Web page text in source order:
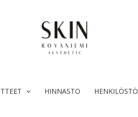
HINNASTO HENKILÖSTÖ